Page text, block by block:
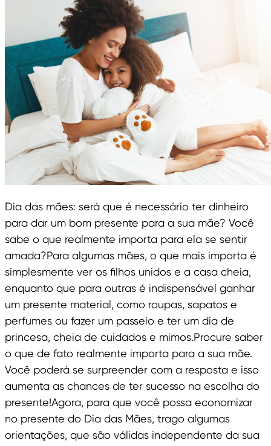
Dia das mães: será que é necessário ter dinheiro
para dar um bom presente para a sua mãe? Você
sabe o que realmente importa para ela se sentir
amada?Para algumas mães, o que mais importa é
simplesmente ver os filhos unidos e a casa cheia,
enquanto que para outras é indispensável ganhar
um presente material, como roupas, sapatos e
perfumes ou fazer um passeio e ter um dia de
princesa, cheia de cuidados e mimos.Procure saber
o que de fato realmente importa para a sua mãe.
Você poderá se surpreender com a resposta e isso
aumenta as chances de ter sucesso na escolha do
presente!Agora, para que você possa economizar
no presente do Dia das Mães, trago algumas
orientações, que são válidas independente da sua